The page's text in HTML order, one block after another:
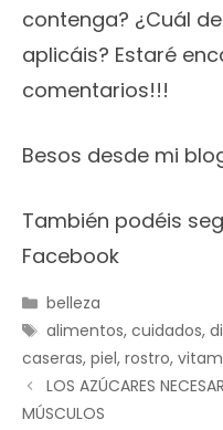
contenga? ¿Cuál
aplicáis? Estaré
comentarios!!!
Besos desde mi
También podéis
Facebook
Categorías
belleza
Etiquetas
alimentos,cuidados,
caseras, piel, rostro,
LOS AZÚCARES
MÚSCULOS